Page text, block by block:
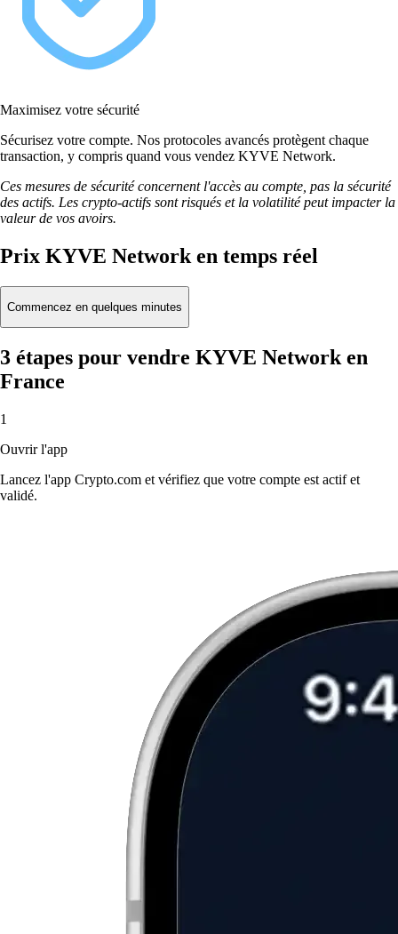
Maximisez votre sécurité
Sécurisez votre compte. Nos protocoles avancés protègent chaque
transaction, y compris quand vous vendez KYVE Network.
Ces mesures de sécurité concernent l'accès au compte, pas la sécurité
des actifs. Les crypto-actifs sont risqués et la volatilité peut impacter la
valeur de vos avoirs.
Prix KYVE Network en temps réel
Commencez en quelques minutes
3 étapes pour vendre KYVE Network en
France
1
Ouvrir l'app
Lancez l'app Crypto.com et vérifiez que votre compte est actif et
validé.